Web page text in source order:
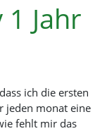
Jahr
ich die ersten
jeden monat eine
fehlt mir das